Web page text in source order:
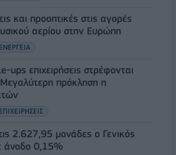
και προοπτικές στις αγορές
αερίου στην Ευρώπη
ΕΝΕΡΓΕΙΑ
ups επιχειρήσεις στρέφονται
πρόκληση η
ΕΠΙΧΕΙΡΗΣΕΙΣ
2.627,95 μονάδες ο Γενικός
άνοδο 0,15%